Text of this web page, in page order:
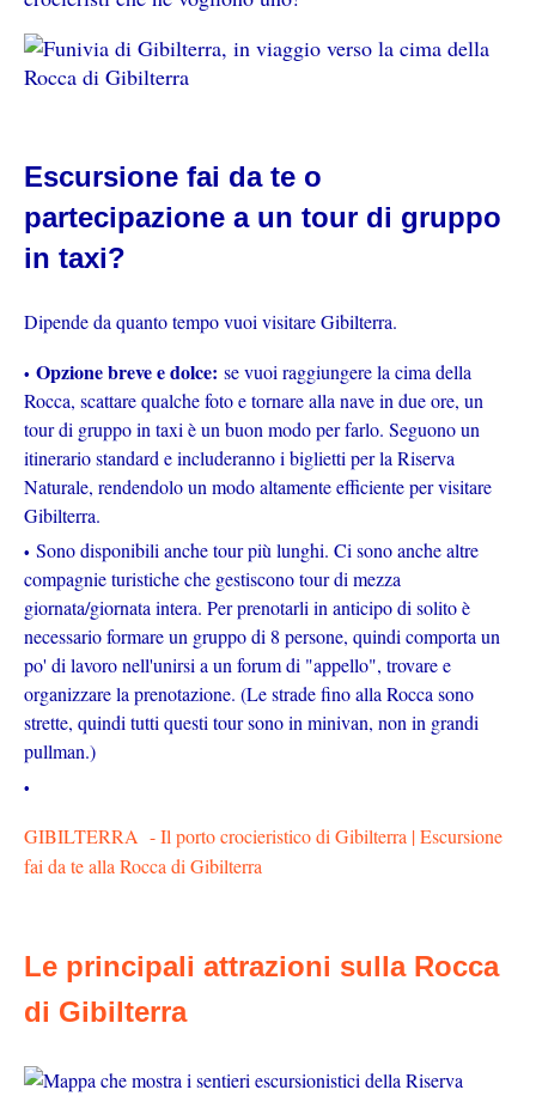
Escursione fai da te o
partecipazione a un tour di gruppo
in taxi?
Dipende da quanto tempo vuoi visitare Gibilterra.
Opzione breve e dolce: se vuoi raggiungere la cima della
Rocca, scattare qualche foto e tornare alla nave in due ore, un
tour di gruppo in taxi è un buon modo per farlo. Seguono un
itinerario standard e includeranno i biglietti per la Riserva
Naturale, rendendolo un modo altamente efficiente per visitare
Gibilterra.
Sono disponibili anche tour più lunghi. Ci sono anche altre
compagnie turistiche che gestiscono tour di mezza
giornata/giornata intera. Per prenotarli in anticipo di solito è
necessario formare un gruppo di 8 persone, quindi comporta un
po' di lavoro nell'unirsi a un forum di "appello", trovare e
organizzare la prenotazione. (Le strade fino alla Rocca sono
strette, quindi tutti questi tour sono in minivan, non in grandi
pullman.)
GIBILTERRA - Il porto crocieristico di Gibilterra | Escursione
fai da te alla Rocca di Gibilterra
Le principali attrazioni sulla Rocca
di Gibilterra